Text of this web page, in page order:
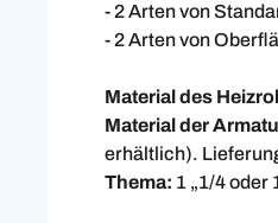
- 2 Arten von
- 2 Arten von
Material des
Material der
erhältlich).
Thema: 1 „1/4